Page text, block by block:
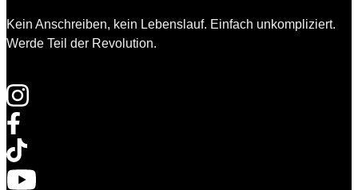
Kein Anschreiben, kein Lebenslauf. Einfach unkompliziert.
Werde Teil der Revolution.